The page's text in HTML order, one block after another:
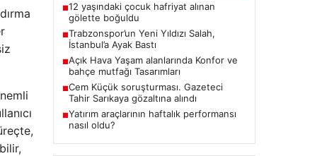
■12 yaşındaki çocuk hafriyat alınan
gölette boğuldu
■Trabzonspor’un Yeni Yıldızı Salah,
İstanbul’a Ayak Bastı
■Açık Hava Yaşam alanlarında Konfor ve
bahçe mutfağı Tasarımları
■Cem Küçük soruşturması. Gazeteci
Tahir Sarıkaya gözaltına alındı
■Yatırım araçlarının haftalık performansı
nasıl oldu?